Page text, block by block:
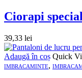
Ciorapi
39,33 lei
Adaugă în coș Quick
IMBRACAMINTE,